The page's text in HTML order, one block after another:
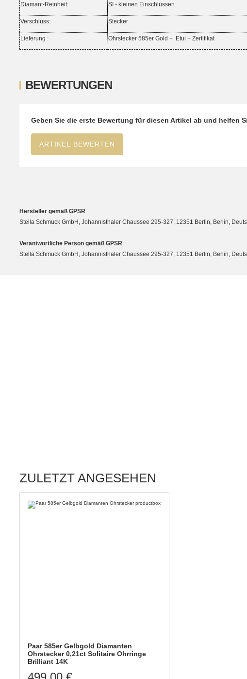
Diamant-Reinheit: SI - kleinen Einschlüssen
Verschluss: Stecker
Lieferung : Ohrstecker 585er Gold + Etui + Zertifikat
BEWERTUNGEN
Geben Sie die erste Bewertung für diesen Artikel ab und helfen
ARTIKEL BEWERTEN
Hersteller gemäß GPSR
Stella Schmuck GmbH, Johannisthaler Chaussee 295-327, 12351 Berlin, Berlin,
Verantwortliche Person gemäß GPSR
Stella Schmuck GmbH, Johannisthaler Chaussee 295-327, 12351 Berlin, Berlin,
ZULETZT ANGESEHEN
Paar 585er Gelbgold Diamanten
Ohrstecker 0,21ct Solitaire Ohrringe
Brilliant 14K